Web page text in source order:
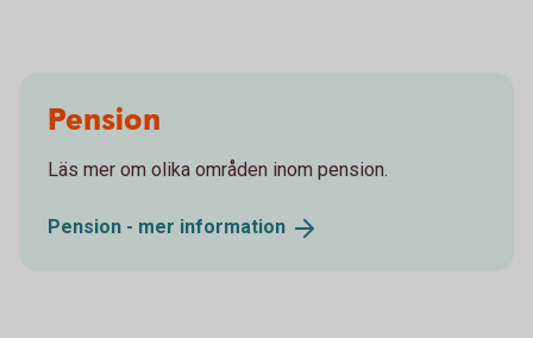
Pension
Läs mer om olika områden inom pension.
Pension - mer information